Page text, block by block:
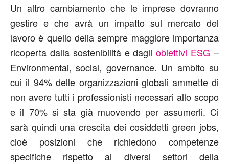
Un altro cambiamento che le imprese dovranno
gestire e che avrà un impatto sul mercato del
lavoro è quello della sempre maggiore importanza
ricoperta dalla sostenibilità e dagliobiettivi ESG –
Environmental, social, governance. Un ambito su
cui il 94% delle organizzazioni globali ammette di
non avere tutti i professionisti necessari allo scopo
e il 70% si sta già muovendo per assumerli. Ci
sarà quindi una crescita dei cosiddetti green jobs,
cioè posizioni che richiedono competenze
specifiche rispetto ai diversi settori della